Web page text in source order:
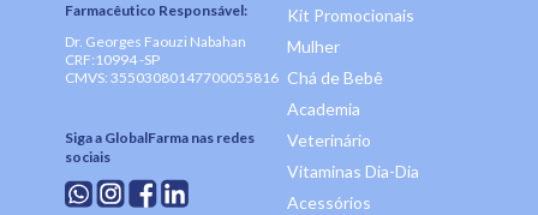
Farmacêutico Responsável:
Dr. Georges Faouzi Nabahan
CRF:10994 -SP
CMVS: 35503080147700055816
Siga a GlobalFarma nas redes
sociais
Kit Promocionais
Mulher
Chá de Bebê
Academia
Veterinário
Vitaminas Dia-Dia
Acessórios